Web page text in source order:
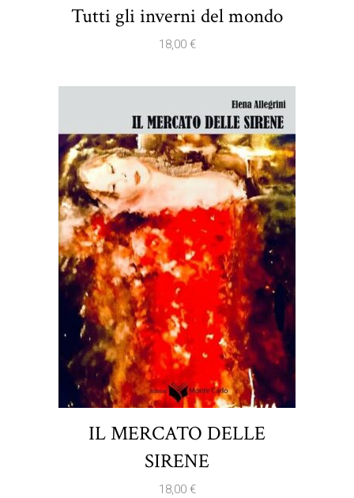
Tutti gli inverni del mondo
18,00 €
IL MERCATO DELLE
SIRENE
18,00 €